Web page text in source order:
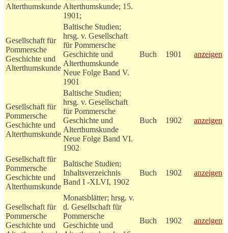
Alterthumskunde Alterthumskunde; 15.
1901;
Gesellschaft für
Pommersche
Geschichte und
Alterthumskunde
Baltische Studien;
hrsg. v. Gesellschaft
für Pommersche
Geschichte und
Alterthumskunde
Neue Folge Band V.
1901
Buch 1901 anzeigen
Gesellschaft für
Pommersche
Geschichte und
Alterthumskunde
Baltische Studien;
hrsg. v. Gesellschaft
für Pommersche
Geschichte und
Alterthumskunde
Neue Folge Band VI.
1902
Buch 1902 anzeigen
Gesellschaft für
Pommersche
Geschichte und
Alterthumskunde
Baltische Studien;
Inhaltsverzeichnis
Band I -XLVI, 1902
Buch 1902 anzeigen
Gesellschaft für
Pommersche
Geschichte und
Monatsblätter; hrsg. v.
d. Gesellschaft für
Pommersche
Geschichte und
Buch 1902 anzeigen